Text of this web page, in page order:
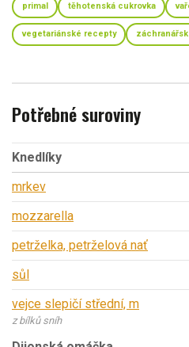
primal těhotenská cukrovka
vegetariánské recepty
Potřebné suroviny
Knedlíky
mrkev
mozzarella
petrželka, petrželová nať
sůl
vejce slepičí střední, m
z bílků sníh